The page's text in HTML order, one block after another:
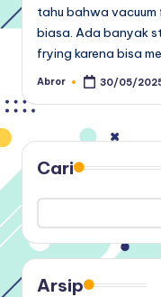
tahu bahwa
biasa. Ada banyak
frying karena bisa
Posted
Abror 30/05/
Cari
Arsip